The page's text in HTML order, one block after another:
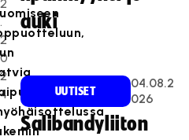
2
.
2
0
2
4
auki
UUTISET
04.08.2
026
Salibandyliiton